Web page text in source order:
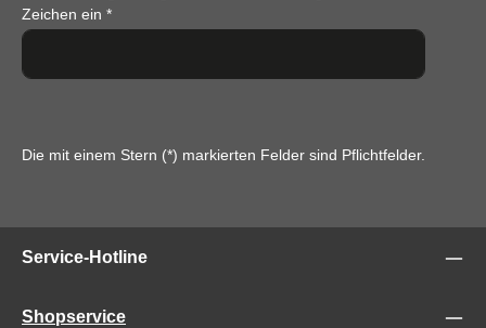
Zeichen ein *
Die mit einem Stern (*) markierten Felder sind Pflichtfelder.
Service-Hotline
Shopservice